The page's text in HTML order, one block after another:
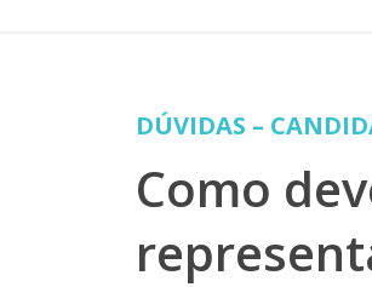
DÚVIDAS –
Como